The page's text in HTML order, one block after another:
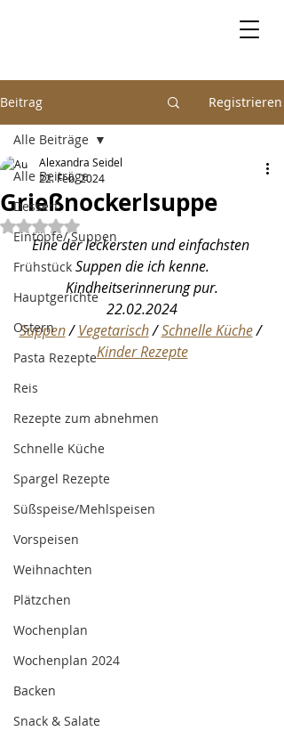
Beitrag Registrieren
Alle Beiträge
Dessert
Eintöpfe/ Suppen
Frühstück
Hauptgerichte
Ostern
Pasta Rezepte
Reis
Rezepte zum abnehmen
Schnelle Küche
Spargel Rezepte
Süßspeise/Mehlspeisen
Vorspeisen
Weihnachten
Plätzchen
Wochenplan
Wochenplan 2024
Backen
Snack & Salate
Alle Beiträge
Grießnockerlsuppe
Alexandra Seidel
22. Feb. 2024
Mit NaN von 5 Sternen bewertet.
Eine der leckersten und einfachsten
Suppen die ich kenne.
Kindheitserinnerung pur.
22.02.2024
Suppen / Vegetarisch / Schnelle Küche /
Kinder Rezepte